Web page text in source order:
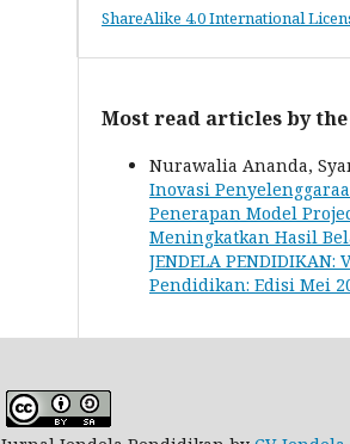
ShareAlike 4.0 International
Most read articles by
Nurawalia Ananda,
Inovasi
Penerapan Model
Meningkatkan Hasil
JENDELA
Pendidikan: Edisi Mei